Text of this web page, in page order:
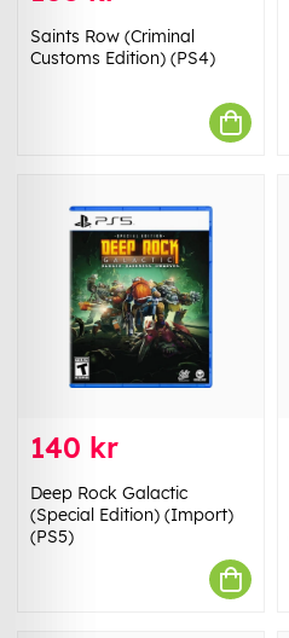
Saints Row (Criminal
Customs Edition) (PS4)
140 kr
Deep Rock Galactic
(Special Edition) (Import)
(PS5)